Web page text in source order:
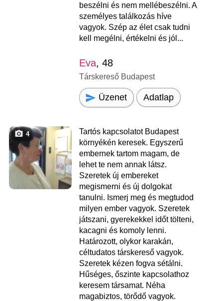
beszélni és nem mellébeszélni. A
személyes találkozás híve
vagyok. Szép az élet csak tudni
kell megélni, értékelni és jól...
Eva, 48
Társkereső Budapest
Üzenet Adatlap
4
Tartós kapcsolatot Budapest
környékén keresek. Egyszerű
embernek tartom magam, de
lehet te nem annak látsz.
Szeretek új embereket
megismerni és új dolgokat
tanulni. Ismerj meg és megtudod
milyen ember vagyok. Szeretek
játszani, gyerekekkel időt tölteni,
kacagni és komoly lenni.
Határozott, olykor karakán,
céltudatos társkereső vagyok.
Szeretek kézen fogva sétálni.
Hűséges, őszinte kapcsolathoz
keresem társamat. Néha
magabiztos, törődő vagyok.